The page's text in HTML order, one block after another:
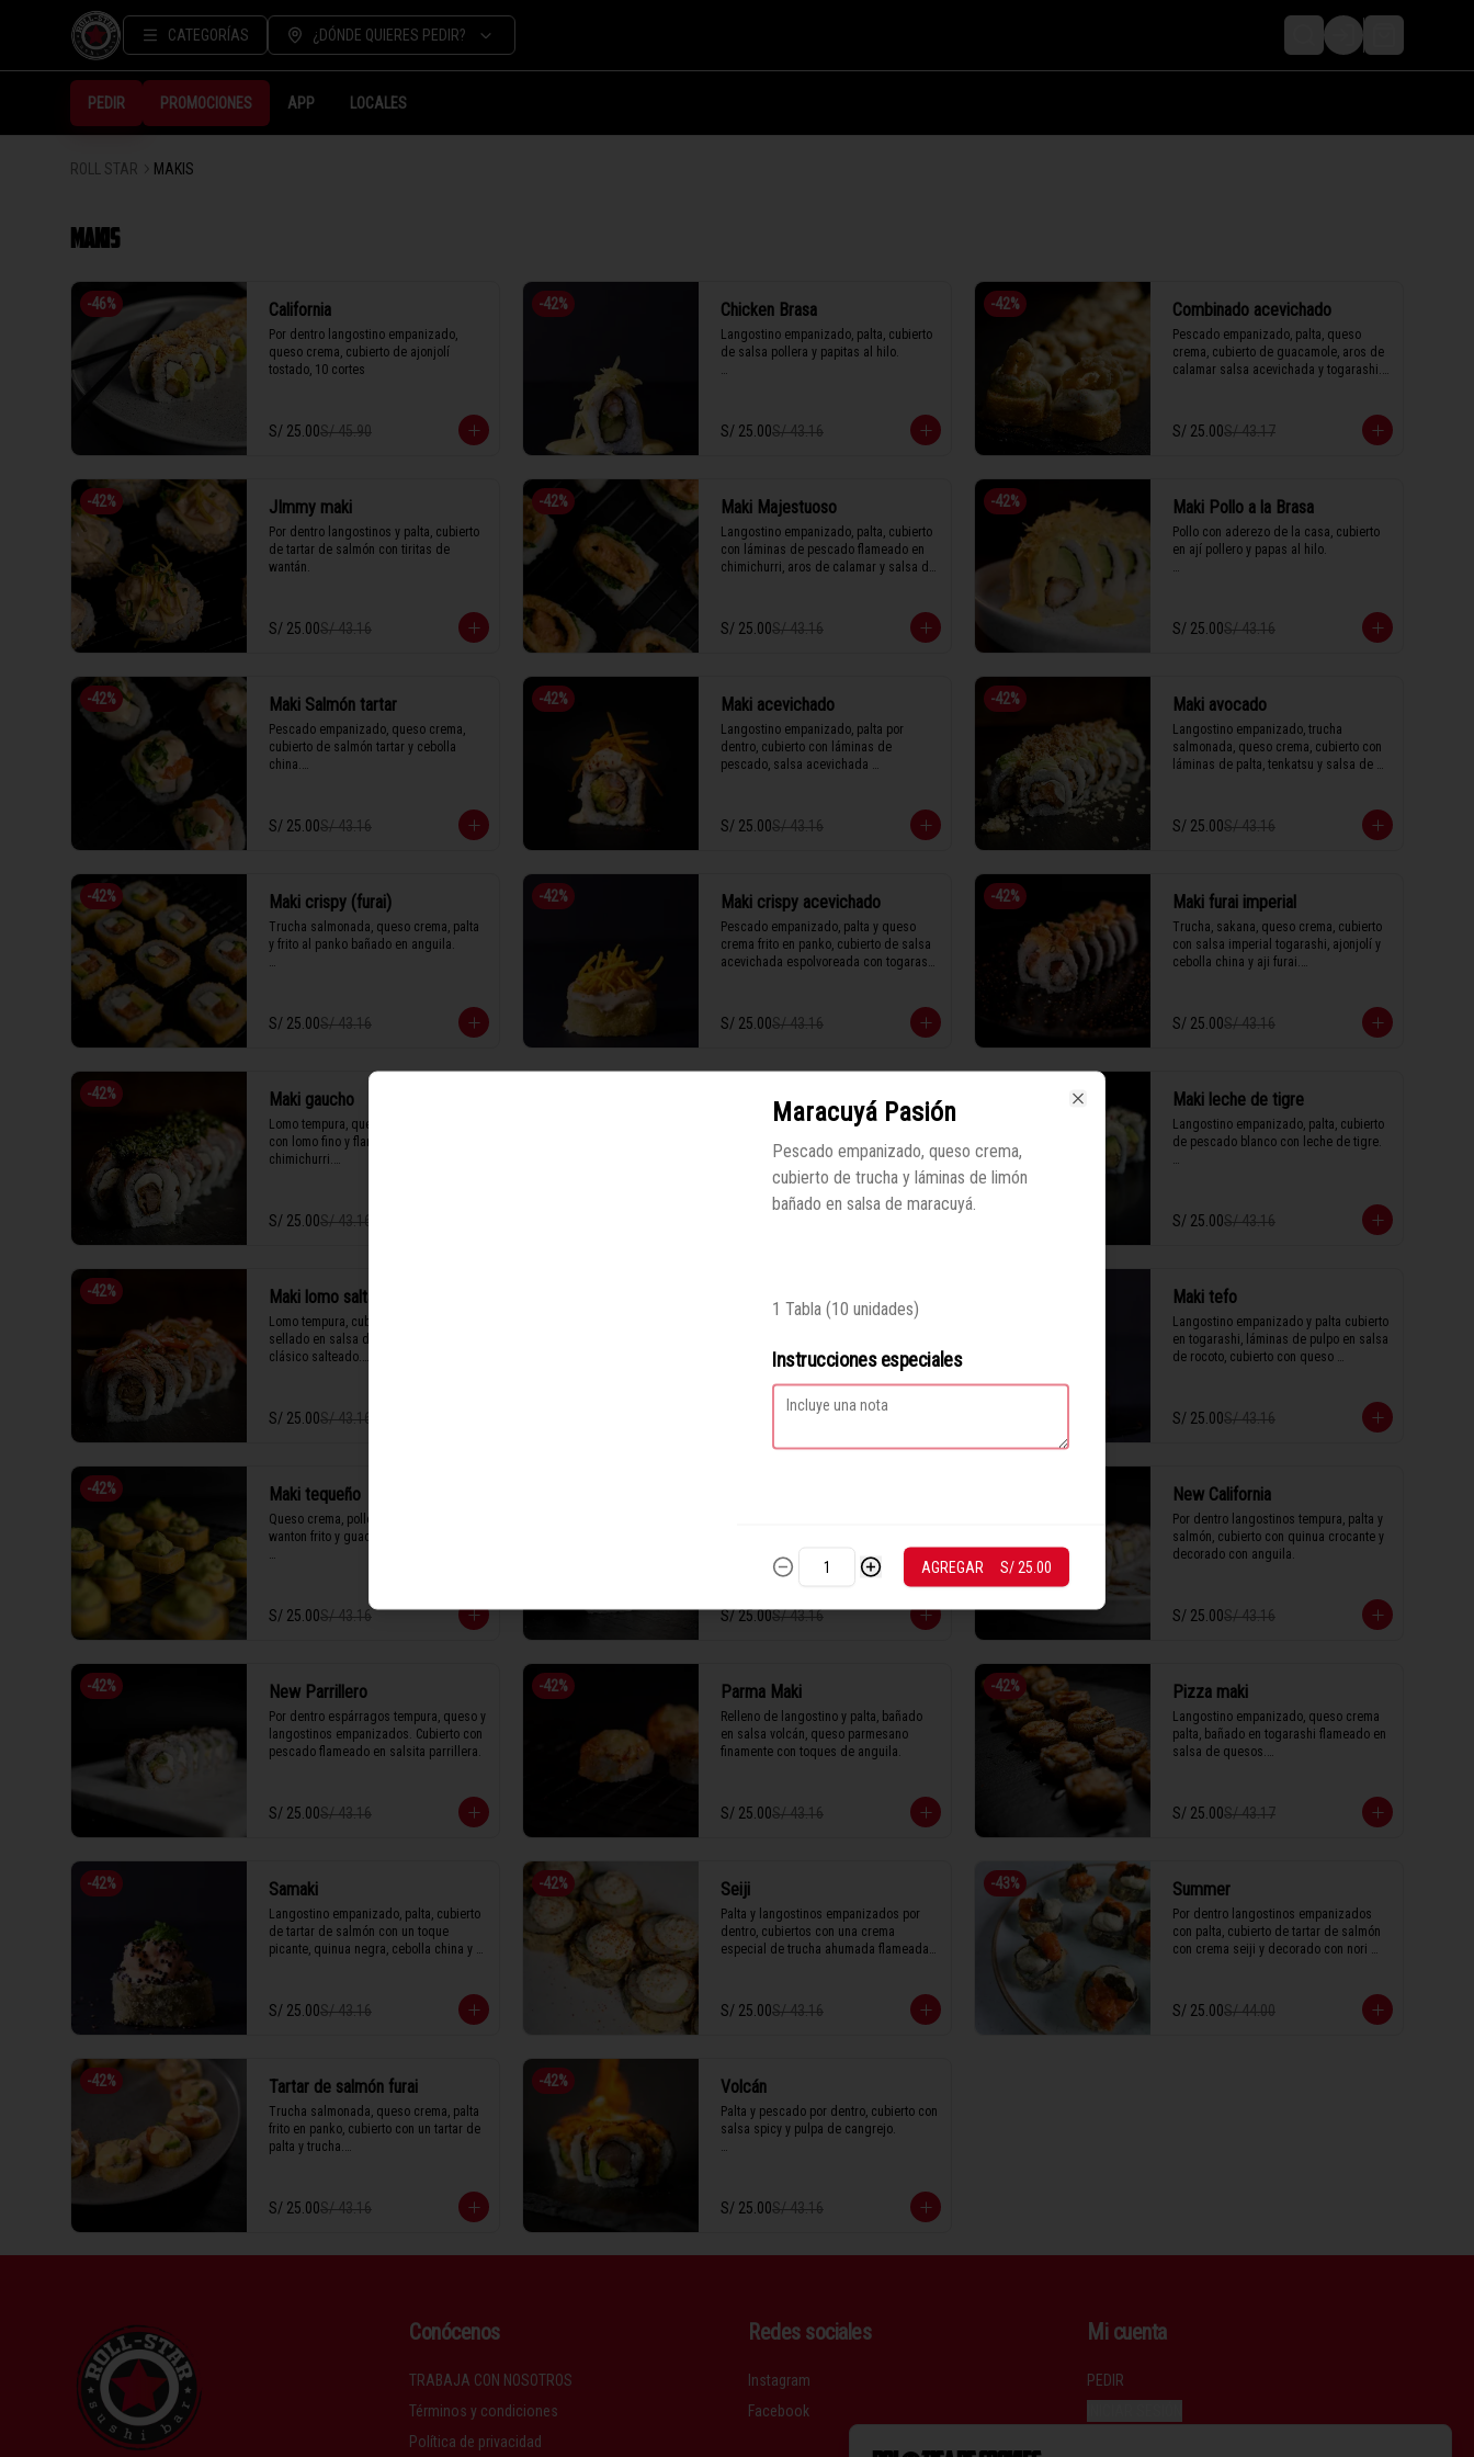
CATEGORÍAS ¿DÓNDE QUIERES PEDIR?
LOGIN
PEDIR PROMOCIONES APP LOCALES
ROLL STAR MAKIS
MAKIS
-46% California
Por dentro langostino empanizado,
queso crema, cubierto de ajonjolí
tostado, 10 cortes
S/ 25.00S/ 45.90
-42% Chicken Brasa
Langostino empanizado, palta, cubierto
de salsa pollera y papitas al hilo.
1 Tabla (10 unidades)
S/ 25.00S/ 43.16
-42% Combinado acevichado
Pescado empanizado, palta, queso
crema, cubierto de guacamole, aros de
calamar salsa acevichada y togarashi.
1 Tabla (10 unidades)
S/ 25.00S/ 43.17
-42% JImmy maki
Por dentro langostinos y palta, cubierto
de tartar de salmón con tiritas de
wantán.
S/ 25.00S/ 43.16
-42% Maki Majestuoso
Langostino empanizado, palta, cubierto
con láminas de pescado flameado en
chimichurri, aros de calamar y salsa de
S/ 25.00S/ 43.16
-42% Maki Pollo a la Brasa
Pollo con aderezo de la casa, cubierto
en ají pollero y papas al hilo.
1 Tabla (10 unidades)
S/ 25.00S/ 43.16
-42% Maki Salmón tartar
Pescado empanizado, queso crema,
cubierto de salmón tartar y cebolla
china.
1 Tabla (10 unidades)
S/ 25.00S/ 43.16
-42% Maki acevichado
Langostino empanizado, palta por
dentro, cubierto con láminas de
pescado, salsa acevichada
S/ 25.00S/ 43.16
-42% Maki avocado
Langostino empanizado, trucha
salmonada, queso crema, cubierto con
láminas de palta, tenkatsu y salsa de
S/ 25.00S/ 43.16
-42% Maki crispy (furai)
Trucha salmonada, queso crema, palta
y frito al panko bañado en anguila.
1 Tabla (10 unidades)
S/ 25.00S/ 43.16
-42% Maki crispy acevichado
Pescado empanizado, palta y queso
crema frito en panko, cubierto de salsa
acevichada espolvoreada con togarashi
S/ 25.00S/ 43.16
-42% Maki furai imperial
Trucha, sakana, queso crema, cubierto
con salsa imperial togarashi, ajonjolí y
cebolla china y aji furai.
1 Tabla (10 unidades)
S/ 25.00S/ 43.16
-42% Maki gaucho
Lomo tempura, queso crema, cubierto
con lomo fino y flameado en
chimichurri.
1 Tabla (10 unidades)
S/ 25.00S/ 43.16
Maki imperial
Langostino empanizado, palta, cubierto
de trucha salmonada salsa imperial y
salsa anguila.
Maki leche de tigre
Langostino empanizado, palta, cubierto
de pescado blanco con leche de tigre.
1 Tabla (10 unidades)
S/ 25.00S/ 43.16
-42% Maki lomo saltado
Lomo tempura, cubierto con lomo fino
sellado en salsa de ostión y nuestro
clásico salteado.
1 Tabla (10 unidades)
S/ 25.00S/ 43.16
Maki pulpo parrillero
Langostino empanizado, palta, cubierto
1 Tabla (10 unidades)
S/ 43.16
Maki tefo
Langostino empanizado y palta cubierto
en togarashi, láminas de pulpo en salsa
de rocoto, cubierto con queso
S/ 25.00S/ 43.16
-42% Maki tequeño
Queso crema, pollo furai, láminas de
wanton frito y guacamole.
1 Tabla (10 unidades)
S/ 25.00S/ 43.16
bañado en salsa de maracuyá.
1 Tabla (10 unidades)
S/ 25.00S/ 43.16
New California
Por dentro langostinos tempura, palta y
salmón, cubierto con quinua crocante y
decorado con anguila.
S/ 25.00S/ 43.16
-42% New Parrillero
Por dentro espárragos tempura, queso y
langostinos empanizados. Cubierto con
pescado flameado en salsita parrillera.
S/ 25.00S/ 43.16
-42% Parma Maki
Relleno de langostino y palta, bañado
en salsa volcán, queso parmesano
finamente con toques de anguila.
S/ 25.00S/ 43.16
-42% Pizza maki
Langostino empanizado, queso crema
palta, bañado en togarashi flameado en
salsa de quesos.
1 Tabla (10 unidades)
S/ 25.00S/ 43.17
-42% Samaki
Langostino empanizado, palta, cubierto
de tartar de salmón con un toque
picante, quinua negra, cebolla china y
S/ 25.00S/ 43.16
-42% Seiji
Palta y langostinos empanizados por
dentro, cubiertos con una crema
especial de trucha ahumada flameada y
1 Tabla (10 unidades)
S/ 25.00S/ 43.16
-43% Summer
Por dentro langostinos empanizados
con palta, cubierto de tartar de salmón
con crema seiji y decorado con nori
S/ 25.00S/ 44.00
-42% Tartar de salmón furai
Trucha salmonada, queso crema, palta
frito en panko, cubierto con un tartar de
palta y trucha.
1 Tabla (10 unidades)
S/ 25.00S/ 43.16
-42% Volcán
Palta y pescado por dentro, cubierto con
salsa spicy y pulpa de cangrejo.
1 Tabla (10 unidades)
S/ 25.00S/ 43.16
Conócenos
TRABAJA CON NOSOTROS
Términos y condiciones
Política de privacidad
Redes sociales
Instagram
Facebook
Mi cuenta
PEDIR
Maracuyá Pasión
Pescado empanizado, queso crema,
cubierto de trucha y láminas de limón
bañado en salsa de maracuyá.
1 Tabla (10 unidades)
Instrucciones especiales
AGREGAR S/ 25.00
CLOSE